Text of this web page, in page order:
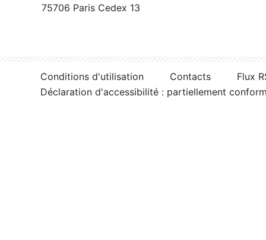
75706 Paris Cedex 13
Conditions d'utilisation Contacts
Flux
Déclaration d'accessibilité : partiellement